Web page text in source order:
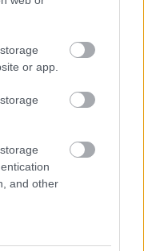
or app.
and other
azelőtt a házi
de a